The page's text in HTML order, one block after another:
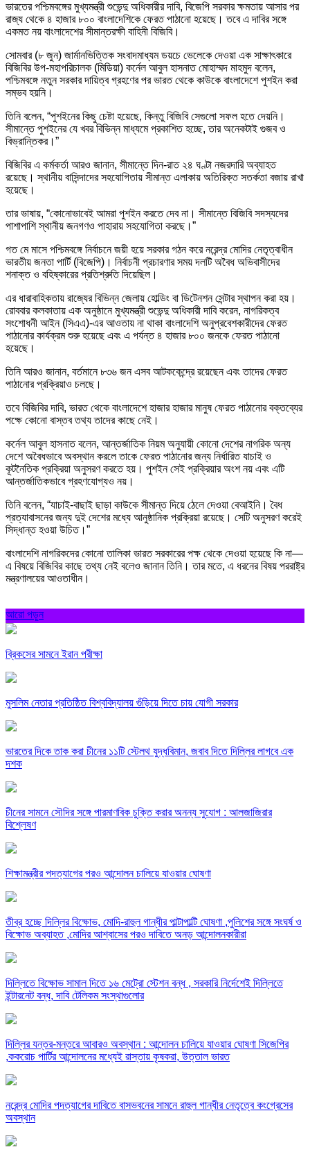
ভারতের পশ্চিমবঙ্গের মুখ্যমন্ত্রী শুভেন্দু অধিকারীর দাবি, বিজেপি সরকার ক্ষমতায় আসার পর
রাজ্য থেকে ৪ হাজার ৮০০ বাংলাদেশিকে ফেরত পাঠানো হয়েছে। তবে এ দাবির সঙ্গে
একমত নয় বাংলাদেশের সীমান্তরক্ষী বাহিনী বিজিবি।
সোমবার (৮ জুন) জার্মানভিত্তিক সংবাদমাধ্যম ডয়চে ভেলেকে দেওয়া এক সাক্ষাৎকারে
বিজিবির উপ-মহাপরিচালক (মিডিয়া) কর্নেল আবুল হাসনাত মোহাম্মদ মাহমুদ বলেন,
পশ্চিমবঙ্গে নতুন সরকার দায়িত্ব গ্রহণের পর ভারত থেকে কাউকে বাংলাদেশে পুশইন করা
সম্ভব হয়নি।
তিনি বলেন, “পুশইনের কিছু চেষ্টা হয়েছে, কিন্তু বিজিবি সেগুলো সফল হতে দেয়নি।
সীমান্তে পুশইনের যে খবর বিভিন্ন মাধ্যমে প্রকাশিত হচ্ছে, তার অনেকটাই গুজব ও
বিভ্রান্তিকর।”
বিজিবির এ কর্মকর্তা আরও জানান, সীমান্তে দিন-রাত ২৪ ঘণ্টা নজরদারি অব্যাহত
রয়েছে। স্থানীয় বাসিন্দাদের সহযোগিতায় সীমান্ত এলাকায় অতিরিক্ত সতর্কতা বজায় রাখা
হয়েছে।
তার ভাষায়, “কোনোভাবেই আমরা পুশইন করতে দেব না। সীমান্তে বিজিবি সদস্যদের
পাশাপাশি স্থানীয় জনগণও পাহারায় সহযোগিতা করছে।”
গত মে মাসে পশ্চিমবঙ্গে নির্বাচনে জয়ী হয়ে সরকার গঠন করে নরেন্দ্র মোদির নেতৃত্বাধীন
ভারতীয় জনতা পার্টি (বিজেপি)। নির্বাচনী প্রচারণার সময় দলটি অবৈধ অভিবাসীদের
শনাক্ত ও বহিষ্কারের প্রতিশ্রুতি দিয়েছিল।
এর ধারাবাহিকতায় রাজ্যের বিভিন্ন জেলায় হোল্ডিং বা ডিটেনশন সেন্টার স্থাপন করা হয়।
রোববার কলকাতায় এক অনুষ্ঠানে মুখ্যমন্ত্রী শুভেন্দু অধিকারী দাবি করেন, নাগরিকত্ব
সংশোধনী আইন (সিএএ)-এর আওতায় না থাকা বাংলাদেশি অনুপ্রবেশকারীদের ফেরত
পাঠানোর কার্যক্রম শুরু হয়েছে এবং এ পর্যন্ত ৪ হাজার ৮০০ জনকে ফেরত পাঠানো
হয়েছে।
তিনি আরও জানান, বর্তমানে ৮৩৬ জন এসব আটককেন্দ্রে রয়েছেন এবং তাদের ফেরত
পাঠানোর প্রক্রিয়াও চলছে।
তবে বিজিবির দাবি, ভারত থেকে বাংলাদেশে হাজার হাজার মানুষ ফেরত পাঠানোর বক্তব্যের
পক্ষে কোনো বাস্তব তথ্য তাদের কাছে নেই।
কর্নেল আবুল হাসনাত বলেন, আন্তর্জাতিক নিয়ম অনুযায়ী কোনো দেশের নাগরিক অন্য
দেশে অবৈধভাবে অবস্থান করলে তাকে ফেরত পাঠানোর জন্য নির্ধারিত যাচাই ও
কূটনৈতিক প্রক্রিয়া অনুসরণ করতে হয়। পুশইন সেই প্রক্রিয়ার অংশ নয় এবং এটি
আন্তর্জাতিকভাবে গ্রহণযোগ্যও নয়।
তিনি বলেন, “যাচাই-বাছাই ছাড়া কাউকে সীমান্ত দিয়ে ঠেলে দেওয়া বেআইনি। বৈধ
প্রত্যাবাসনের জন্য দুই দেশের মধ্যে আনুষ্ঠানিক প্রক্রিয়া রয়েছে। সেটি অনুসরণ করেই
সিদ্ধান্ত হওয়া উচিত।”
বাংলাদেশি নাগরিকদের কোনো তালিকা ভারত সরকারের পক্ষ থেকে দেওয়া হয়েছে কি না—
এ বিষয়ে বিজিবির কাছে তথ্য নেই বলেও জানান তিনি। তার মতে, এ ধরনের বিষয় পররাষ্ট্র
মন্ত্রণালয়ের আওতাধীন।
আরো পড়ুন
ব্রিকসের সামনে ইরান পরীক্ষা
মুসলিম নেতার প্রতিষ্ঠিত বিশ্ববিদ্যালয় গুঁড়িয়ে দিতে চায় যোগী সরকার
ভারতের দিকে তাক করা চীনের ১১টি স্টেলথ যুদ্ধবিমান, জবাব দিতে দিল্লির লাগবে এক
দশক
চীনের সামনে সৌদির সঙ্গে পারমাণবিক চুক্তি করার অনন্য সুযোগ : আলজাজিরার
বিশ্লেষণ
শিক্ষামন্ত্রীর পদত্যাগের পরও আন্দোলন চালিয়ে যাওয়ার ঘোষণা
তীব্র হচ্ছে দিল্লির বিক্ষোভ, মোদি-রাহুল গান্ধীর পাল্টাপাল্টি ঘোষণা ,পুলিশের সঙ্গে সংঘর্ষ ও
বিক্ষোভ অব্যাহত ,মোদির আশ্বাসের পরও দাবিতে অনড় আন্দোলনকারীরা
দিল্লিতে বিক্ষোভ সামাল দিতে ১৬ মেট্রো স্টেশন বন্ধ , সরকারি নির্দেশেই দিল্লিতে
ইন্টারনেট বন্ধ, দাবি টেলিকম সংস্থাগুলোর
দিল্লির যন্তর-মন্তরে আবারও অবস্থান : আন্দোলন চালিয়ে যাওয়ার ঘোষণা সিজেপির
,ককরোচ পার্টির আন্দোলনের মধ্যেই রাস্তায় কৃষকরা, উত্তাল ভারত
নরেন্দ্র মোদির পদত্যাগের দাবিতে বাসভবনের সামনে রাহুল গান্ধীর নেতৃত্বে কংগ্রেসের
অবস্থান